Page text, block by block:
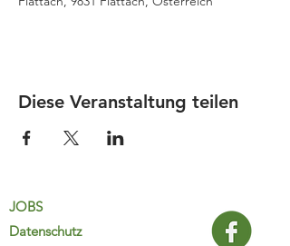
Diese Veranstaltung teilen
JOBS
Datenschutz